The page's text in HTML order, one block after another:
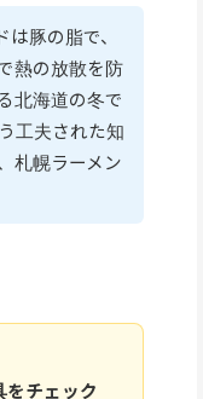
は豚の脂で、
熱の放散を防
北海道の冬で
工夫された知
札幌ラーメン
をチェック